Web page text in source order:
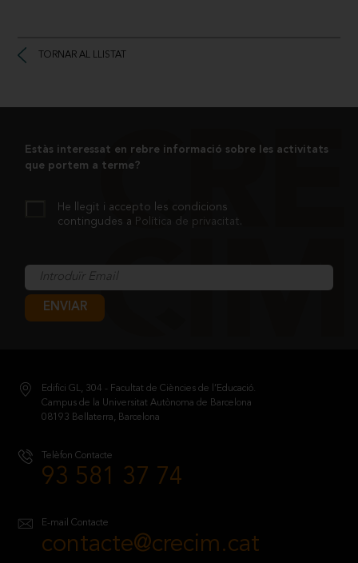
TORNAR AL LLISTAT
Estàs interessat en rebre informació sobre les activitats
que portem a terme?
He llegit i accepto les condicions
contingudes a Política de privacitat.
ENVIAR
Edifici GL, 304 - Facultat de Ciències de l’Educació.
Campus de la Universitat Autònoma de Barcelona
08193 Bellaterra, Barcelona
Telèfon Contacte
93 581 37 74
E-mail Contacte
contacte@crecim.cat